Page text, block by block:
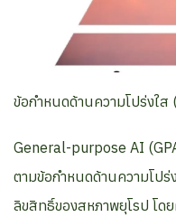
ข้อกำหนดด้านความโปร่งใ
General-purpose AI
ตามข้อกำหนดด้านความโป
ลิขสิทธิ์ของสหภาพยุโรป โ